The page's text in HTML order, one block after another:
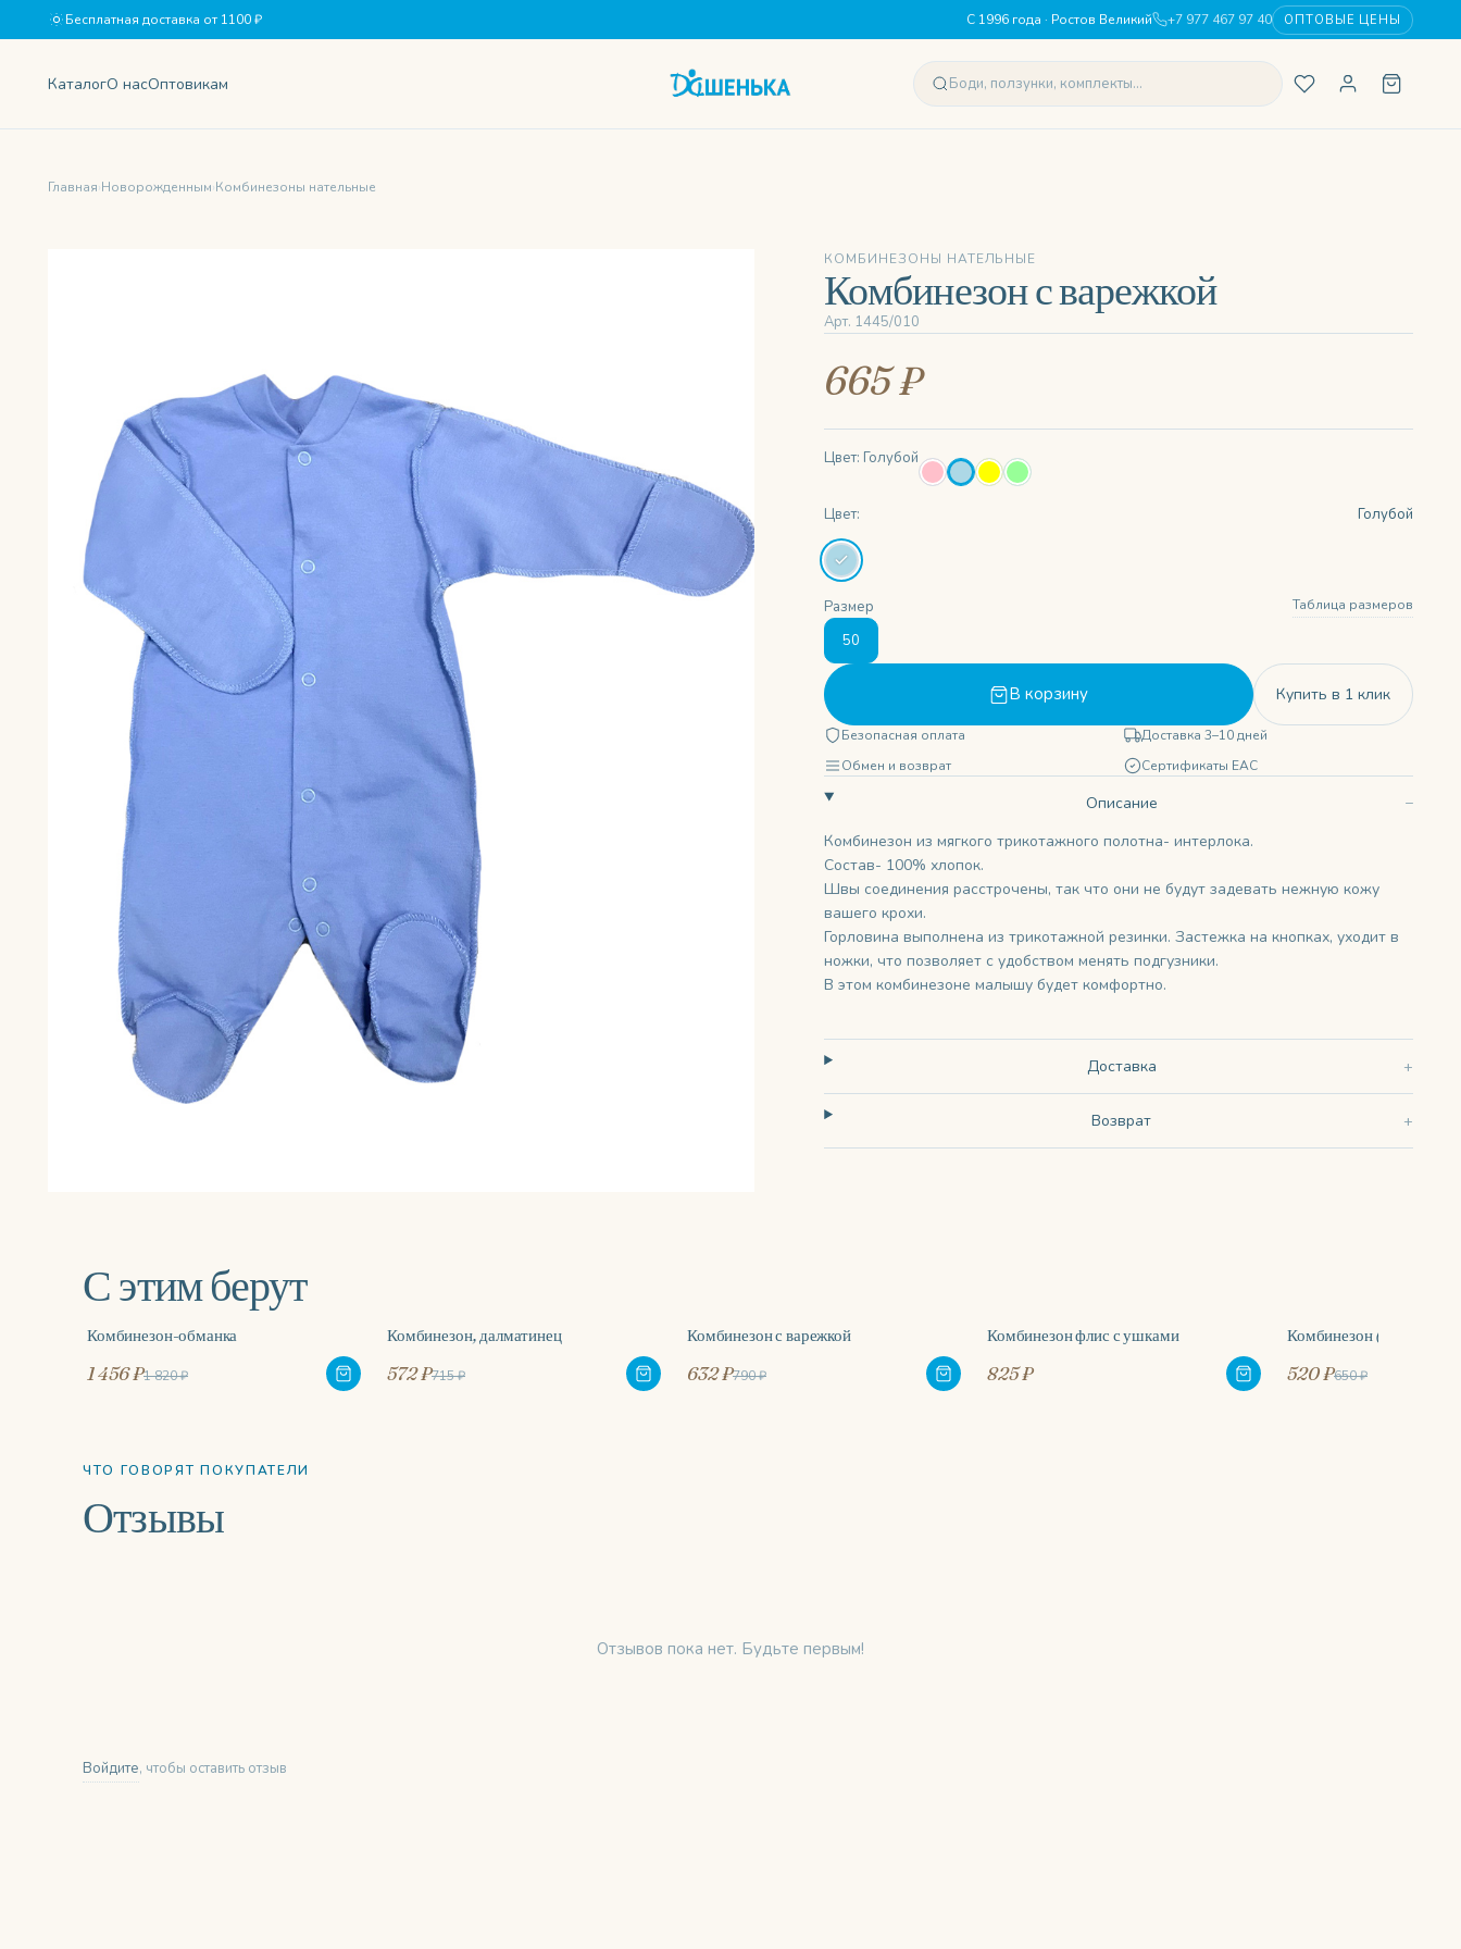
Бесплатная доставка от 1100 ₽ С 1996 года · Ростов Великий +7 977 467 97 40 ОПТОВЫЕ ЦЕНЫ
КаталогО насОптовикам
Главная›Новорожденным›Комбинезоны нательные
КОМБИНЕЗОНЫ НАТЕЛЬНЫЕ
Комбинезон с варежкой
Арт. 1445/010
665 ₽
Цвет: Голубой
Цвет: Голубой
Размер Таблица размеров
50
В корзину Купить в 1 клик
Безопасная оплата
Доставка 3–10 дней
Обмен и возврат
Сертификаты ЕАС
Описание
Комбинезон из мягкого трикотажного полотна- интерлока.
Состав- 100% хлопок.
Швы соединения расстрочены, так что они не будут задевать нежную кожу
вашего крохи.
Горловина выполнена из трикотажной резинки. Застежка на кнопках, уходит в
ножки, что позволяет с удобством менять подгузники.
В этом комбинезоне малышу будет комфортно.
Доставка
Возврат
С этим берут
-20%
Комбинезон-обманка
1 456 ₽1 820 ₽
-20%
Комбинезон, далматинец
572 ₽715 ₽
-20%
Комбинезон с варежкой
632 ₽790 ₽
Комбинезон флис с ушками
825 ₽
-20%
Комбинезон (интерлок)
520 ₽650 ₽
ЧТО ГОВОРЯТ ПОКУПАТЕЛИ
Отзывы
Отзывов пока нет. Будьте первым!
Войдите, чтобы оставить отзыв